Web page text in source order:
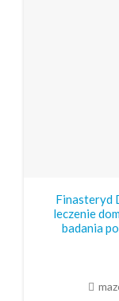
Finasteryd
leczenie
badania